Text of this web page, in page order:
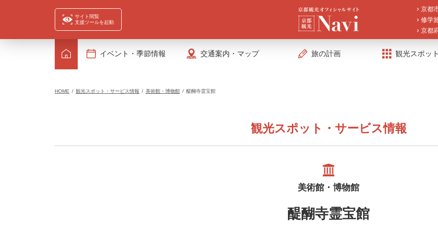
サイト閲覧
支援ツールを起動
京都
修学
京都
イベント・季節情報 交通案内・マップ 旅の計画 観光スポッ
HOME 観光スポット・サービス情報 美術館・博物館 醍醐寺霊宝館
観光スポット・サービス情報
美術館・博物館
醍醐寺霊宝館